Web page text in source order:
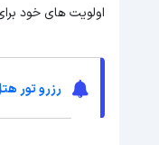
اولویت های خود
رزرو تور